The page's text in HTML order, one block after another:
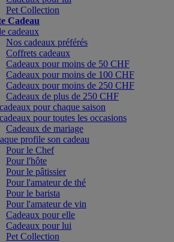
Pet Collection
Cadeau
cadeaux
Nos cadeaux préférés
Coffrets cadeaux
Cadeaux pour moins de 50 CHF
Cadeaux pour moins de 100 CHF
Cadeaux pour moins de 250 CHF
Cadeaux de plus de 250 CHF
pour chaque saison
pour toutes les occasions
Cadeaux de mariage
profile son cadeau
Pour le Chef
Pour l'hôte
Pour le pâtissier
Pour l'amateur de thé
Pour le barista
Pour l'amateur de vin
Cadeaux pour elle
Cadeaux pour lui
Pet Collection